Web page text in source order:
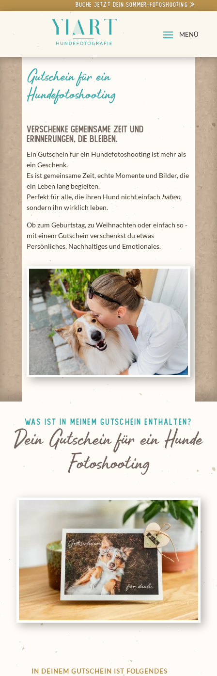
Buche jetzt dein Sommer-Fotoshooting »
Gutschein für ein
Hundefotoshooting
Verschenke gemeinsame Zeit und
Erinnerungen, die bleiben.
Ein Gutschein für ein Hundefotoshooting ist mehr als
ein Geschenk.
Es ist gemeinsame Zeit, echte Momente und Bilder, die
ein Leben lang begleiten.
Perfekt für alle, die ihren Hund nicht einfach haben,
sondern ihn wirklich leben.
Ob zum Geburtstag, zu Weihnachten oder einfach so -
mit einem Gutschein verschenkst du etwas
Persönliches, Nachhaltiges und Emotionales.
Was ist in meinem Gutschein enthalten?
Dein Gutschein für ein Hunde
Fotoshooting
IN DEINEM GUTSCHEIN IST FOLGENDES